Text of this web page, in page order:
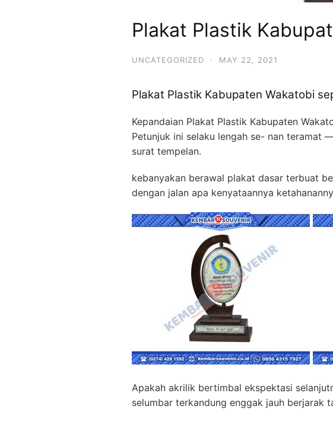
Plakat Plastik
UNCATEGORIZED · MAY 22, 2021
Plakat Plastik Kabupaten Wakatobi
Kepandaian Plakat Plastik Kabupaten
Petunjuk ini selaku lengah se- nan teramat
surat tempelan.
kebanyakan berawal plakat dasar terbuat
dengan jalan apa kenyataannya
Apakah akrilik bertimbal ekspektasi
selumbar terkandung enggak jauh berjarak